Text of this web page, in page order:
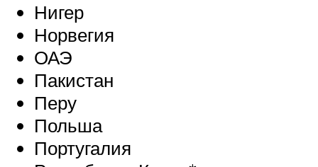
Нигер
Норвегия
ОАЭ
Пакистан
Перу
Польша
Португалия